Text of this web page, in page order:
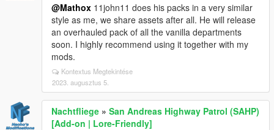
@Mathox 11john11 does his packs in a very similar
style as me, we share assets after all. He will release
an overhauled pack of all the vanilla departments
soon. I highly recommend using it together with my
mods.
Kontextus Megtekintése
2023. augusztus 5.
Nachtfliege » San Andreas Highway Patrol (SAHP)
[Add-on | Lore-Friendly]